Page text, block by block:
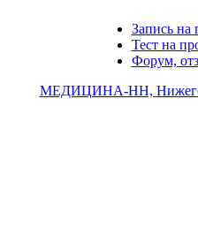
Запись на
Тест на
Форум,
МЕДИЦИНА-НН,